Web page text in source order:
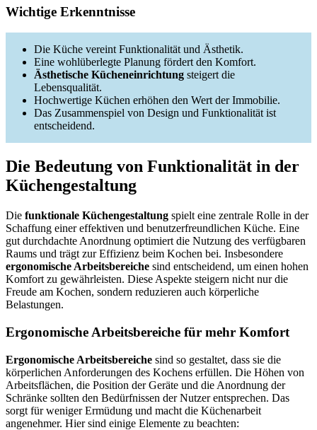
Wichtige Erkenntnisse
Die Küche vereint Funktionalität und Ästhetik.
Eine wohlüberlegte Planung fördert den Komfort.
Ästhetische Kücheneinrichtung steigert die
Lebensqualität.
Hochwertige Küchen erhöhen den Wert der Immobilie.
Das Zusammenspiel von Design und Funktionalität ist
entscheidend.
Die Bedeutung von Funktionalität in der
Küchengestaltung
Die funktionale Küchengestaltung spielt eine zentrale Rolle in der
Schaffung einer effektiven und benutzerfreundlichen Küche. Eine
gut durchdachte Anordnung optimiert die Nutzung des verfügbaren
Raums und trägt zur Effizienz beim Kochen bei. Insbesondere
ergonomische Arbeitsbereiche sind entscheidend, um einen hohen
Komfort zu gewährleisten. Diese Aspekte steigern nicht nur die
Freude am Kochen, sondern reduzieren auch körperliche
Belastungen.
Ergonomische Arbeitsbereiche für mehr Komfort
Ergonomische Arbeitsbereiche sind so gestaltet, dass sie die
körperlichen Anforderungen des Kochens erfüllen. Die Höhen von
Arbeitsflächen, die Position der Geräte und die Anordnung der
Schränke sollten den Bedürfnissen der Nutzer entsprechen. Das
sorgt für weniger Ermüdung und macht die Küchenarbeit
angenehmer. Hier sind einige Elemente zu beachten: